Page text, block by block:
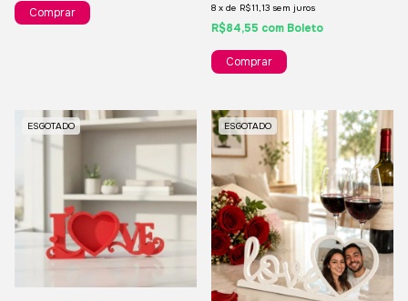
8 x de R$11,13 sem juros
R$84,55 com Boleto
ESGOTADO ESGOTADO